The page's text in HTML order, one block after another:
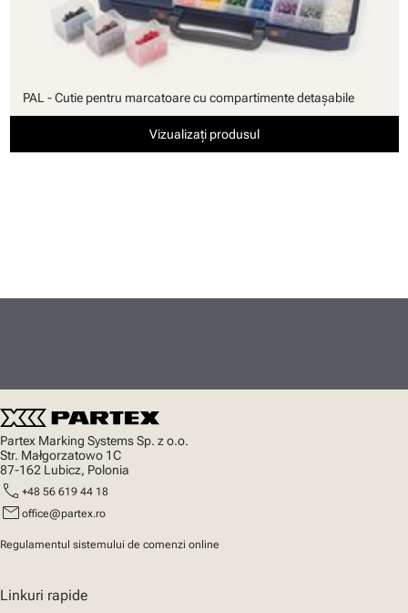
PAL - Cutie pentru marcatoare cu compartimente detaşabile
Vizualizați produsul
Partex Marking Systems Sp. z o.o.
Str. Małgorzatowo 1C
87-162 Lubicz, Polonia
call +48 56 619 44 18
mail office@partex.ro
Regulamentul sistemului de comenzi online
Linkuri rapide